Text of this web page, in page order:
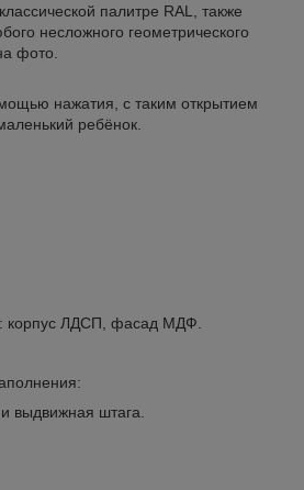
палитре RAL, также
несложного геометрического
фото.
нажатия, с таким открытием
ребёнок.
корпус ЛДСП, фасад МДФ.
выдвижная штага.